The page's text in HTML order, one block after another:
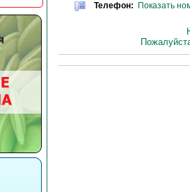
Телефон: Показать